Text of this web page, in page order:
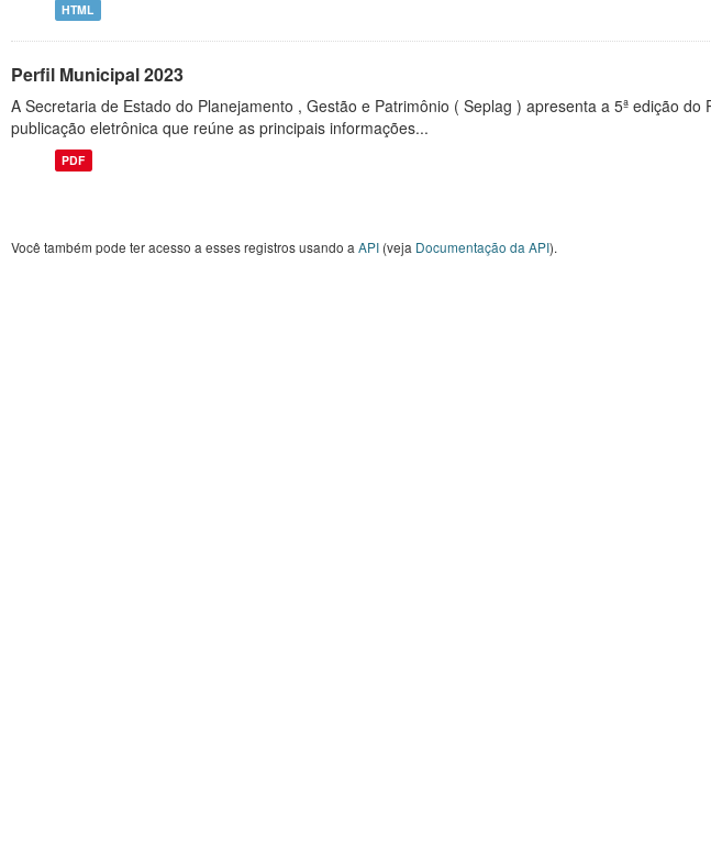
HTML
Perfil Municipal 2023
A Secretaria de Estado do Planejamento , Gestão e Patrimônio ( Seplag ) apresenta a 5ª edição do
publicação eletrônica que reúne as principais informações...
PDF
Você também pode ter acesso a esses registros usando a API (veja Documentação da API).